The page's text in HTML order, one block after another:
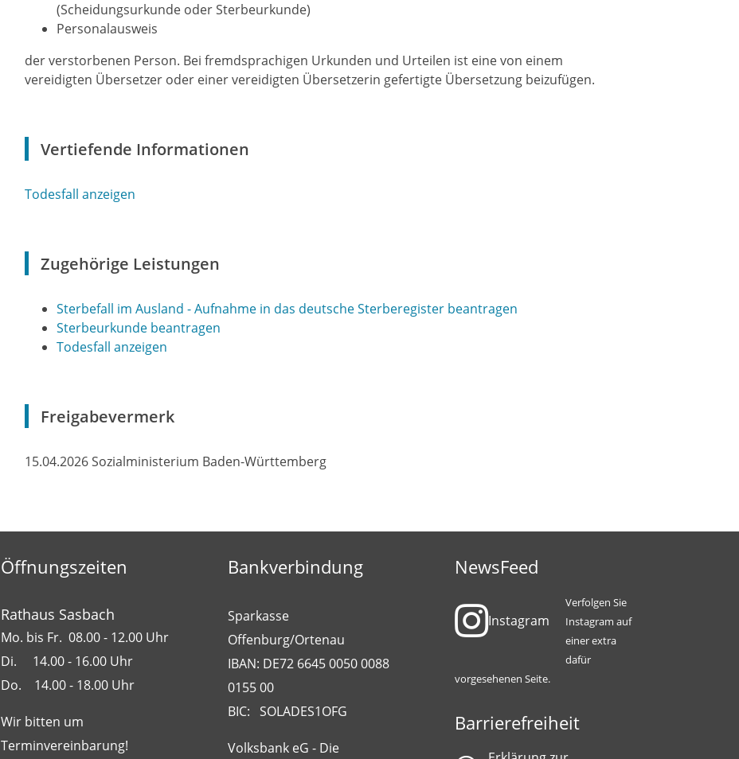
(Scheidungsurkunde oder Sterbeurkunde)
Personalausweis
der verstorbenen Person. Bei fremdsprachigen Urkunden und Urteilen ist eine von einem
vereidigten Übersetzer oder einer vereidigten Übersetzerin gefertigte Übersetzung beizufügen.
Vertiefende Informationen
Todesfall anzeigen
Zugehörige Leistungen
Sterbefall im Ausland - Aufnahme in das deutsche Sterberegister beantragen
Sterbeurkunde beantragen
Todesfall anzeigen
Freigabevermerk
15.04.2026Sozialministerium Baden-Württemberg
Öffnungszeiten
Rathaus Sasbach
Mo. bis Fr. 08.00 - 12.00 Uhr
Di. 14.00 - 16.00 Uhr
Do. 14.00 - 18.00 Uhr
Wir bitten um
Terminvereinbarung!
Bankverbindung
Sparkasse
Offenburg/Ortenau
IBAN: DE72 6645 0050 0088
0155 00
BIC: SOLADES1OFG
Volksbank eG - Die
NewsFeed
Instagram
Verfolgen Sie
Instagram auf
einer extra
dafür
vorgesehenen Seite.
Barrierefreiheit